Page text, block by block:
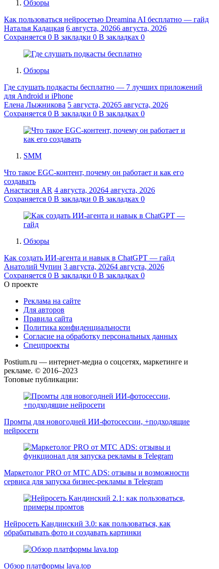
Обзоры
Как пользоваться нейросетью Dreamina AI бесплатно — гайд
Наталья Кадацкая 6 августа, 20266 августа, 2026
Сохраняется 0 В закладки 0 В закладках 0
Обзоры
Где слушать подкасты бесплатно — 7 лучших приложений
для Android и iPhone
Елена Лыжникова 5 августа, 20265 августа, 2026
Сохраняется 0 В закладки 0 В закладках 0
SMM
Что такое EGC-контент, почему он работает и как его
создавать
Анастасия AR 4 августа, 20264 августа, 2026
Сохраняется 0 В закладки 0 В закладках 0
Обзоры
Как создать ИИ-агента и навык в ChatGPT — гайд
Анатолий Чупин 3 августа, 20264 августа, 2026
Сохраняется 0 В закладки 0 В закладках 0
О проекте
Реклама на сайте
Для авторов
Правила сайта
Политика конфиденциальности
Согласие на обработку персональных данных
Спецпроекты
Postium.ru — интернет-медиа о соцсетях, маркетинге и
рекламе. © 2016–2023
Топовые публикации:
Промты для новогодней ИИ-фотосессии, +подходящие
нейросети
Маркетолог PRO от MTC ADS: отзывы и возможности
сервиса для запуска бизнес-рекламы в Telegram
Нейросеть Кандинский 3.0: как пользоваться, как
обрабатывать фото и создавать картинки
Обзор платформы lava.top